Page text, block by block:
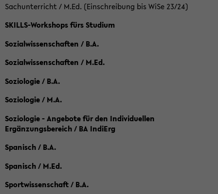
Sachunterricht / M.Ed. (Einschreibung bis WiSe 23/24)
SKILLS-Workshops fürs Studium
Sozialwissenschaften / B.A.
Sozialwissenschaften / M.Ed.
Soziologie / B.A.
Soziologie / M.A.
Soziologie - Angebote für den Individuellen
Ergänzungsbereich / BA IndiErg
Spanisch / B.A.
Spanisch / M.Ed.
Sportwissenschaft / B.A.